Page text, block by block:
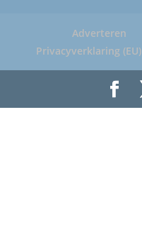
Adverteren
Privacyverklaring (EU)